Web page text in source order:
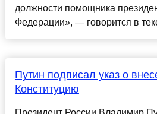
должности помощника
Федерации», — говорится в
Путин подписал указ о
Конституцию